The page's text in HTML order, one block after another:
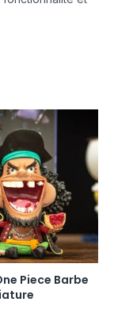
Piece Barbe